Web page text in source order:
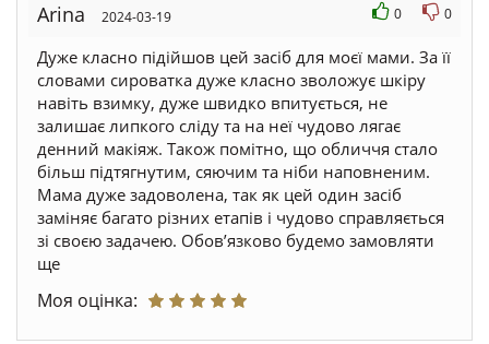
Arina 2024-03-19 0 0
Дуже класно підійшов цей засіб для моєї мами. За її
словами сироватка дуже класно зволожує шкіру
навіть взимку, дуже швидко впитується, не
залишає липкого сліду та на неї чудово лягає
денний макіяж. Також помітно, що обличчя стало
більш підтягнутим, сяючим та ніби наповненим.
Мама дуже задоволена, так як цей один засіб
заміняє багато різних етапів і чудово справляється
зі своєю задачею. Обовʼязково будемо замовляти
ще
Моя оцінка: